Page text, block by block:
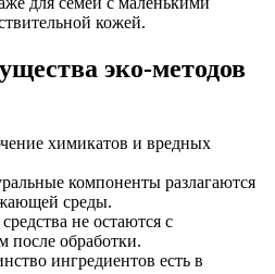
кожей.
эко-методов
химикатов и вредных
компоненты разлагаются
среды.
средства не остаются с
после обработки.
ингредиентов есть в